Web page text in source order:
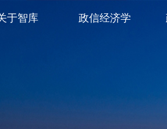
于智库 政信经济学